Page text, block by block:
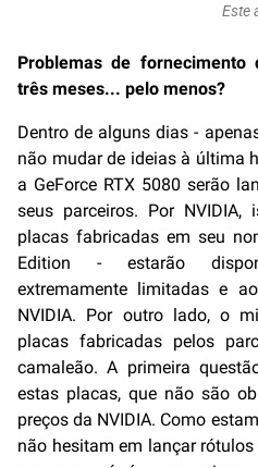
Este
Problemas de
três meses... pelo menos?
Dentro de alguns dias -
não mudar de ideias à última
a GeForce RTX 5080 serão
seus parceiros. Por
placas fabricadas em seu
Edition - estarão
extremamente limitadas e
NVIDIA. Por outro lado, o
placas fabricadas pelos
camaleão. A primeira
estas placas, que não são
preços da NVIDIA. Como
não hesitam em lançar